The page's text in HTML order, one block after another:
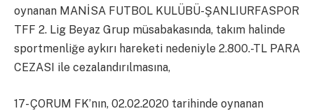
oynanan MANİSA FUTBOL KULÜBÜ-ŞANLIURFASPOR
TFF 2. Lig Beyaz Grup müsabakasında, takım halinde
sportmenliğe aykırı hareketi nedeniyle 2.800.-TL PARA
CEZASI ile cezalandırılmasına,
17- ÇORUM FK’nın, 02.02.2020 tarihinde oynanan